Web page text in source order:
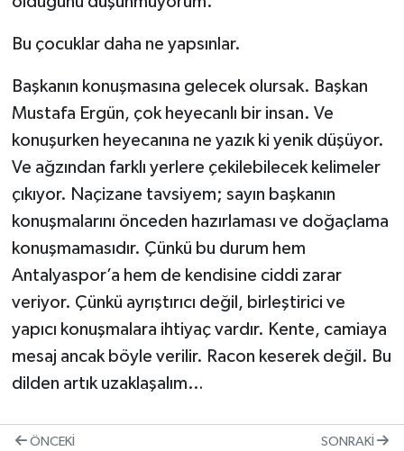
Bu çocuklar daha ne yapsınlar.
Başkanın konuşmasına gelecek olursak. Başkan
Mustafa Ergün, çok heyecanlı bir insan. Ve
konuşurken heyecanına ne yazık ki yenik düşüyor.
Ve ağzından farklı yerlere çekilebilecek kelimeler
çıkıyor. Naçizane tavsiyem; sayın başkanın
konuşmalarını önceden hazırlaması ve doğaçlama
konuşmamasıdır. Çünkü bu durum hem
Antalyaspor’a hem de kendisine ciddi zarar
veriyor. Çünkü ayrıştırıcı değil, birleştirici ve
yapıcı konuşmalara ihtiyaç vardır. Kente, camiaya
mesaj ancak böyle verilir. Racon keserek değil. Bu
dilden artık uzaklaşalım…
ÖNCEKI SONRAKI